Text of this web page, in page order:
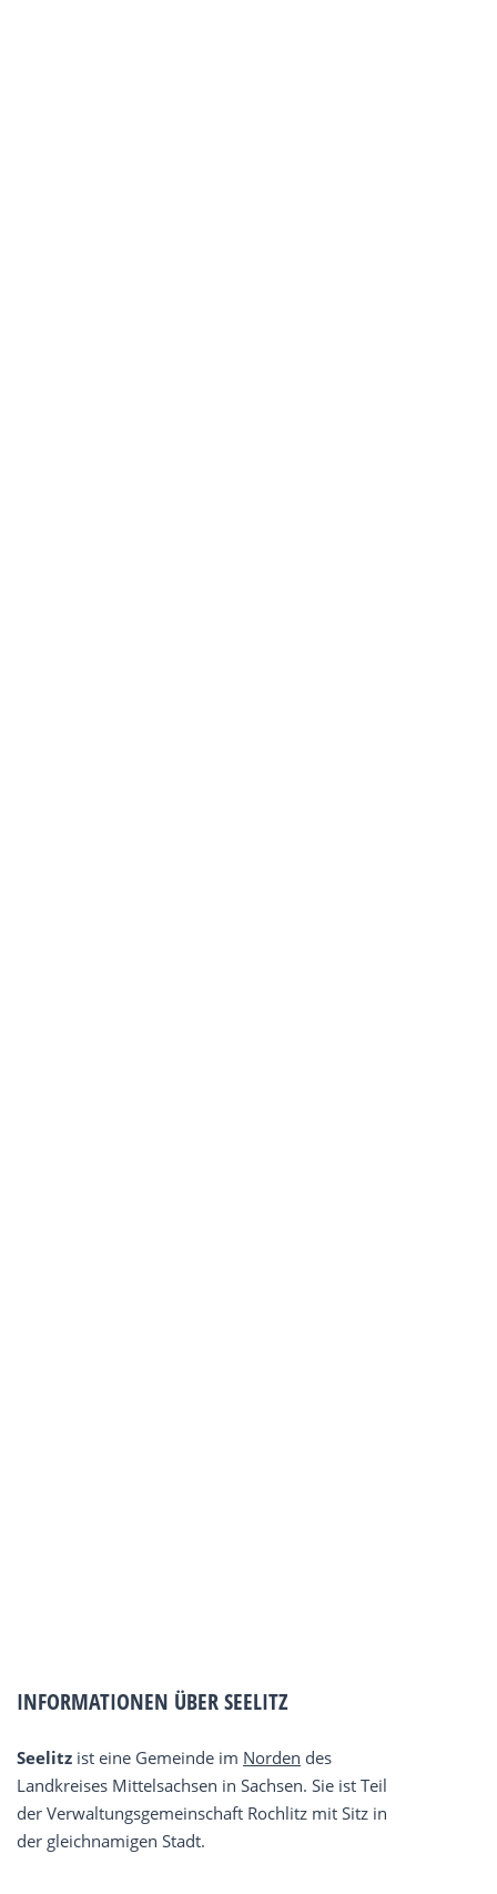
INFORMATIONEN ÜBER SEELITZ
Seelitz ist eine Gemeinde im Norden des
Landkreises Mittelsachsen in Sachsen. Sie ist Teil
der Verwaltungsgemeinschaft Rochlitz mit Sitz in
der gleichnamigen Stadt.